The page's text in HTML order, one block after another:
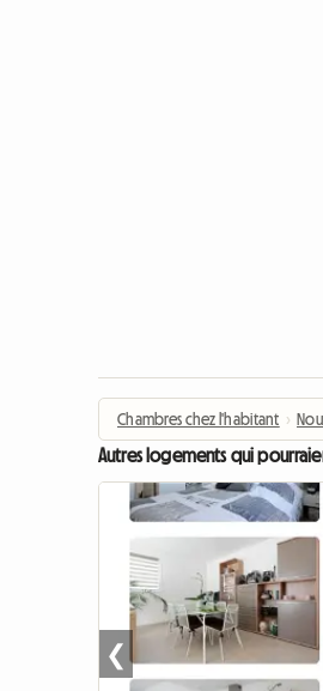
Chambres chez l'habitant ›
Autres logements qui
❮